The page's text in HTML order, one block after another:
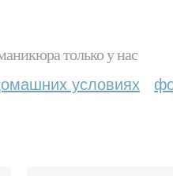
только у нас
условиях